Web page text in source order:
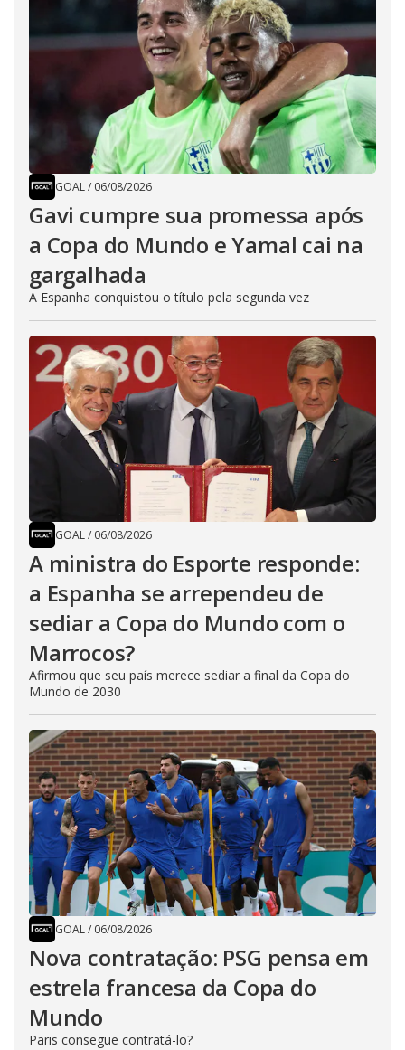
GOAL/ 06/08/2026
Gavi cumpre sua promessa após
a Copa do Mundo e Yamal cai na
gargalhada
A Espanha conquistou o título pela segunda vez
GOAL/ 06/08/2026
A ministra do Esporte responde:
a Espanha se arrependeu de
sediar a Copa do Mundo com o
Marrocos?
Afirmou que seu país merece sediar a final da Copa do
Mundo de 2030
GOAL/ 06/08/2026
Nova contratação: PSG pensa em
estrela francesa da Copa do
Mundo
Paris consegue contratá-lo?